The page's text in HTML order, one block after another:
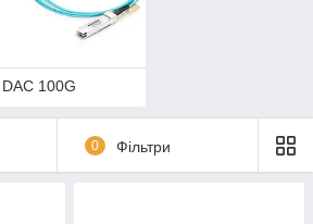
DAC 100G
0 Фільтри